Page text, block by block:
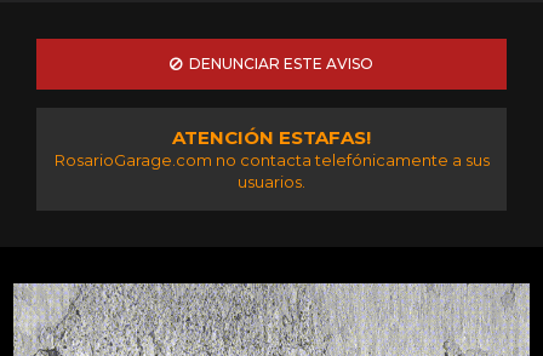
DENUNCIAR ESTE AVISO
ATENCIÓN ESTAFAS!
RosarioGarage.com no contacta telefónicamente a sus
usuarios.